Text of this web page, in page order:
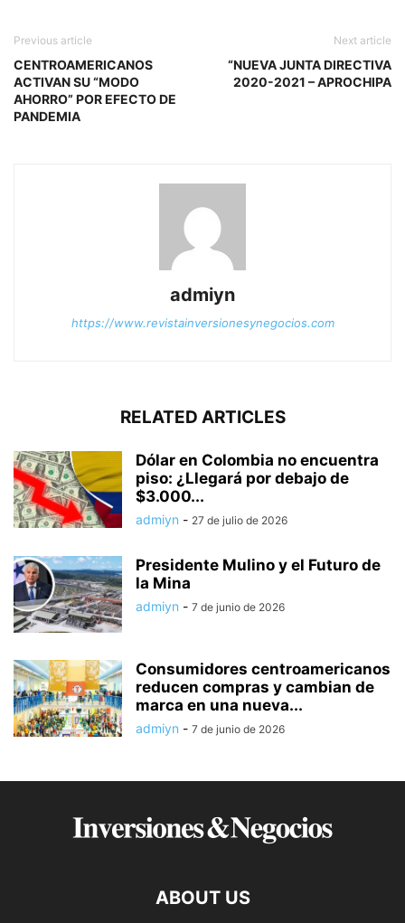
Previous article
CENTROAMERICANOS
ACTIVAN SU “MODO
AHORRO” POR EFECTO DE
PANDEMIA
Next article
“NUEVA JUNTA DIRECTIVA
2020-2021 – APROCHIPA
admiyn
https://www.revistainversionesynegocios.com
RELATED ARTICLES
Dólar en Colombia no encuentra
piso: ¿Llegará por debajo de
$3.000...
admiyn - 27 de julio de 2026
Presidente Mulino y el Futuro de
la Mina
admiyn - 7 de junio de 2026
Consumidores centroamericanos
reducen compras y cambian de
marca en una nueva...
admiyn - 7 de junio de 2026
ABOUT US